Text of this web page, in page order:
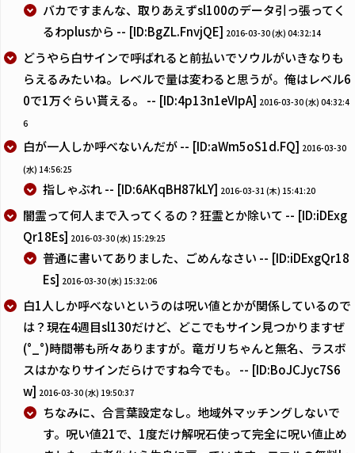
バカですまんな、取りあえずsl100のデータ引っ張ってく
るわplusから -- [ID:BgZL.FnvjQE] 2016-03-30 (水) 04:32:14
どうやら白サインで呼ばれると前払いでソウルがいきなりも
らえるみたいね。レベルで量は変わると思うが。俺はレベル6
0で1万ぐらい貰える。 -- [ID:4p13n1eVIpA] 2016-03-30 (水) 04:32:4
6
白が一人しか呼べないんだが -- [ID:aWm5oS1d.FQ] 2016-03-30
(水) 14:56:25
指しゃぶれ -- [ID:6AKqBH87kLY] 2016-03-31 (木) 15:41:20
闇霊って何人まで入ってくるの？狂霊とか除いて -- [ID:iDExg
Qr18Es] 2016-03-30 (水) 15:29:25
普通に書いてありました、ごめんなさい -- [ID:iDExgQr18
Es] 2016-03-30 (水) 15:32:06
白1人しか呼べないというのは呪い値とかが関係しているので
は？現在4週目sl130だけど、どこでもサイン見つかりますぜ
(°_°)時間帯も所々ありますが。竜ガリちゃんと無名、ラスボ
スはかなりサインだらけですね今でも。 -- [ID:BoJCJyc7S6
w] 2016-03-30 (水) 19:50:37
ちなみに、合言葉設定なし。地域外マッチングしないで
す。呪い値21で、1度だけ解呪石使って完全に呪い値止め